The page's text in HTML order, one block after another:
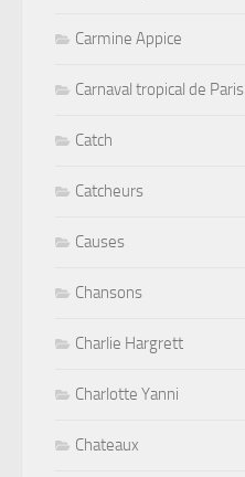
Carmine Appice
Carnaval tropical de Paris
Catch
Catcheurs
Causes
Chansons
Charlie Hargrett
Charlotte Yanni
Chateaux